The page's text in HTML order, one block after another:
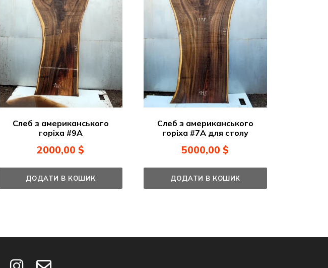
Слеб з американського
горіха #9A
2000,00$
ДОДАТИ В КОШИК
Слеб з американського
горіха #7А для столу
5000,00$
ДОДАТИ В КОШИК